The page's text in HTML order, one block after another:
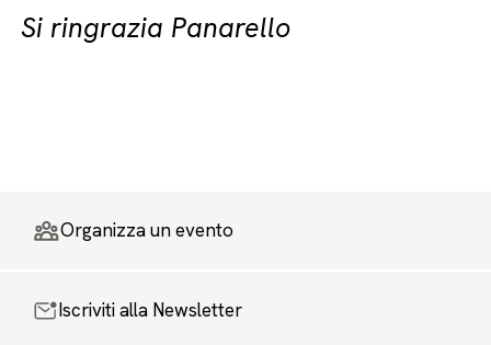
Si ringrazia Panarello
Organizza un evento
Iscriviti alla Newsletter